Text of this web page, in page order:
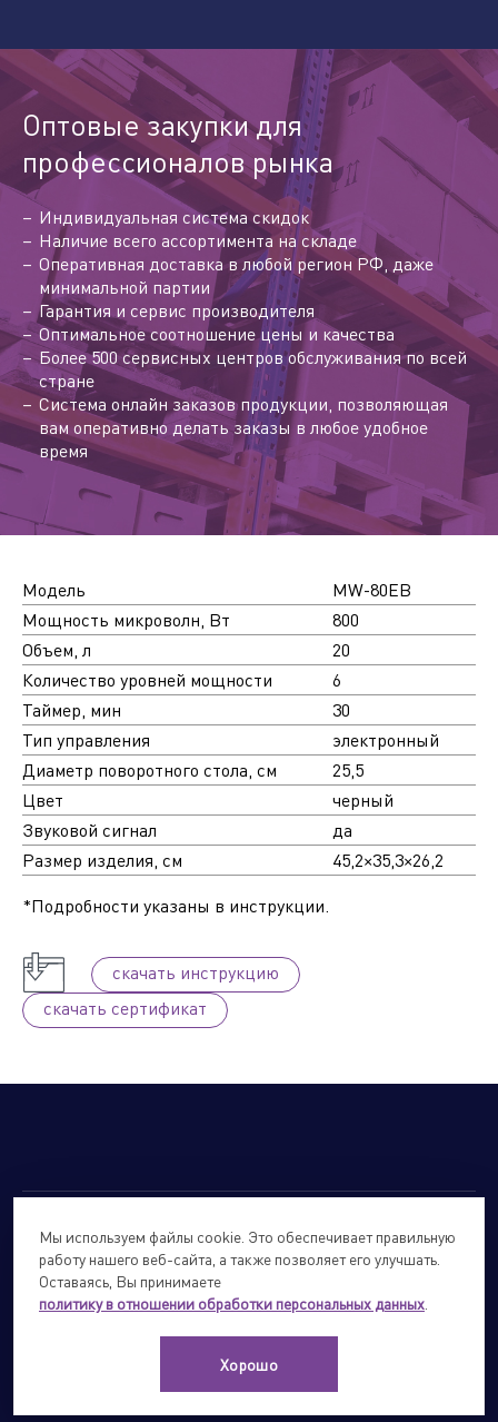
Оптовые закупки для
профессионалов рынка
Индивидуальная система скидок
Наличие всего ассортимента на складе
Оперативная доставка в любой регион РФ, даже
минимальной партии
Гарантия и сервис производителя
Оптимальное соотношение цены и качества
Более 500 сервисных центров обслуживания по всей
стране
Система онлайн заказов продукции, позволяющая
вам оперативно делать заказы в любое удобное
время
Модель
MW-80EB
Мощность микроволн, Вт
800
Объем, л
20
Количество уровней мощности
6
Таймер, мин
30
Тип управления
электронный
Диаметр поворотного стола, см
25,5
Цвет
черный
Звуковой сигнал
да
Размер изделия, см
45,2×35,3×26,2
*Подробности указаны в инструкции.
cкачать инструкцию
cкачать сертификат
© 2026Forte Holding.Все права защищены.
Политика обработки персональных данных
Сайты подразделений Холдинга
Мы используем файлы cookie. Это обеспечивает правильную
работу нашего веб-сайта, а также позволяет его улучшать.
Оставаясь, Вы принимаете
политику в отношении обработки персональных данных
Хорошо